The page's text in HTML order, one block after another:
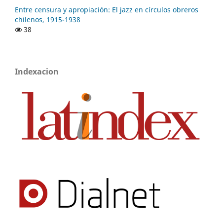
Entre censura y apropiación: El jazz en círculos obreros
chilenos, 1915-1938
38
Indexacion